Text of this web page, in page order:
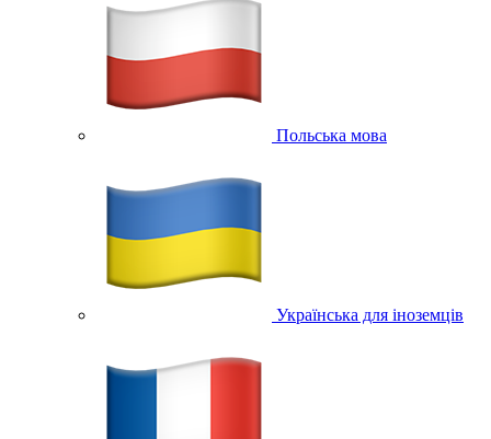
Польська мова
Українська для іноземців